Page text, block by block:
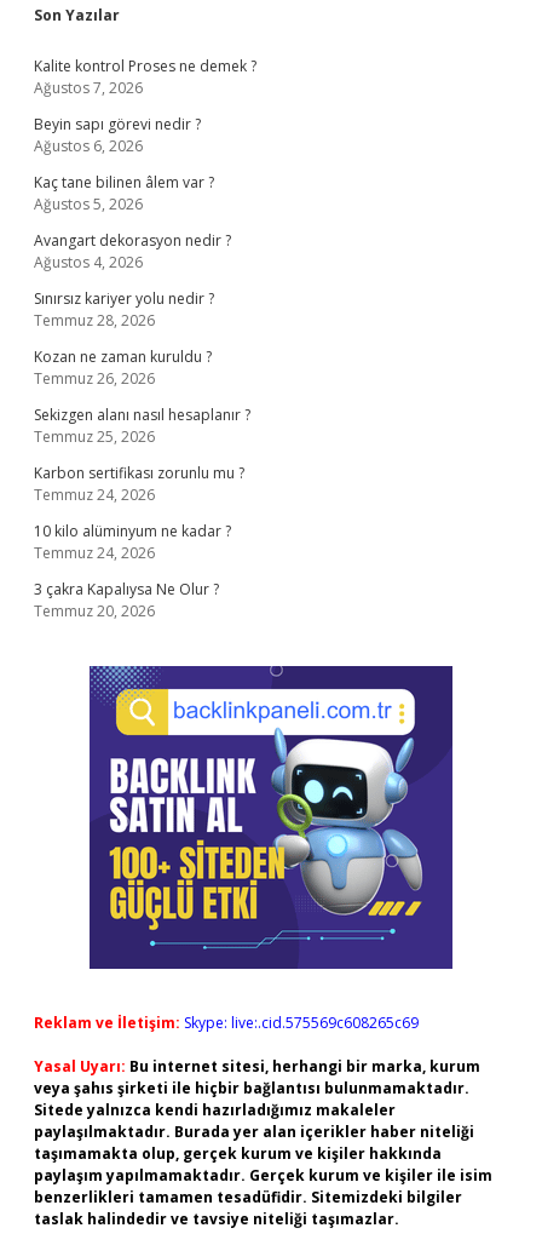
Sidebar
Son Yazılar
Kalite kontrol Proses ne demek ?
Ağustos 7, 2026
Beyin sapı görevi nedir ?
Ağustos 6, 2026
Kaç tane bilinen âlem var ?
Ağustos 5, 2026
Avangart dekorasyon nedir ?
Ağustos 4, 2026
Sınırsız kariyer yolu nedir ?
Temmuz 28, 2026
Kozan ne zaman kuruldu ?
Temmuz 26, 2026
Sekizgen alanı nasıl hesaplanır ?
Temmuz 25, 2026
Karbon sertifikası zorunlu mu ?
Temmuz 24, 2026
10 kilo alüminyum ne kadar ?
Temmuz 24, 2026
3 çakra Kapalıysa Ne Olur ?
Temmuz 20, 2026
Reklam ve İletişim: Skype: live:.cid.575569c608265c69
Yasal Uyarı: Bu internet sitesi, herhangi bir marka, kurum
veya şahıs şirketi ile hiçbir bağlantısı bulunmamaktadır.
Sitede yalnızca kendi hazırladığımız makaleler
paylaşılmaktadır. Burada yer alan içerikler haber niteliği
taşımamakta olup, gerçek kurum ve kişiler hakkında
paylaşım yapılmamaktadır. Gerçek kurum ve kişiler ile isim
benzerlikleri tamamen tesadüfidir. Sitemizdeki bilgiler
taslak halindedir ve tavsiye niteliği taşımazlar.